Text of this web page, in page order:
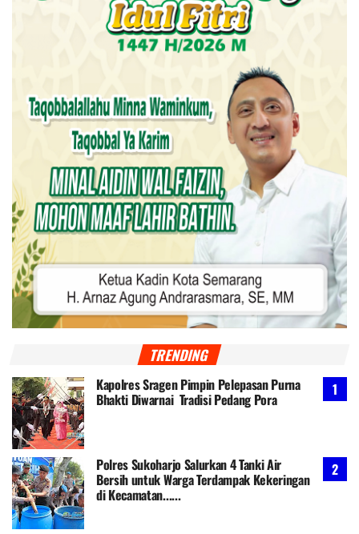
TRENDING
Kapolres Sragen Pimpin Pelepasan Purna
Bhakti Diwarnai Tradisi Pedang Pora
Polres Sukoharjo Salurkan 4 Tanki Air
Bersih untuk Warga Terdampak Kekeringan
di Kecamatan......